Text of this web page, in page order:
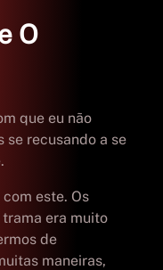
O
que eu não
se recusando a se
este. Os
era muito
de
maneiras,